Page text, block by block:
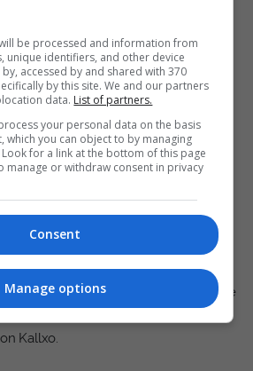
vllazninë a po e din, se ma bojke a
në Itali me i qitë. Në atë moment u
pasur qasje”.
nuk është vetëm një numër në
që vazhdon të jetojë çdo ditë
nuk mbyllet kurrë.
lufta nuk përfundoi me heshtjen e
ajo vazhdoi si një pritje e gjatë,
ishte një sifdë në çdo aspekt.
mijëra euro për t’i zbuluar familjarët e
kujtimi për të zhdukurit i shoqëroj
Kallxo.
be processed and information from
unique identifiers, and other device
accessed by and shared with 370
by this site. We and our partners
data. List of partners.
your personal data on the basis
which you can object to by managing
for a link at the bottom of this page
manage or withdraw consent in privacy
Consent
Manage options